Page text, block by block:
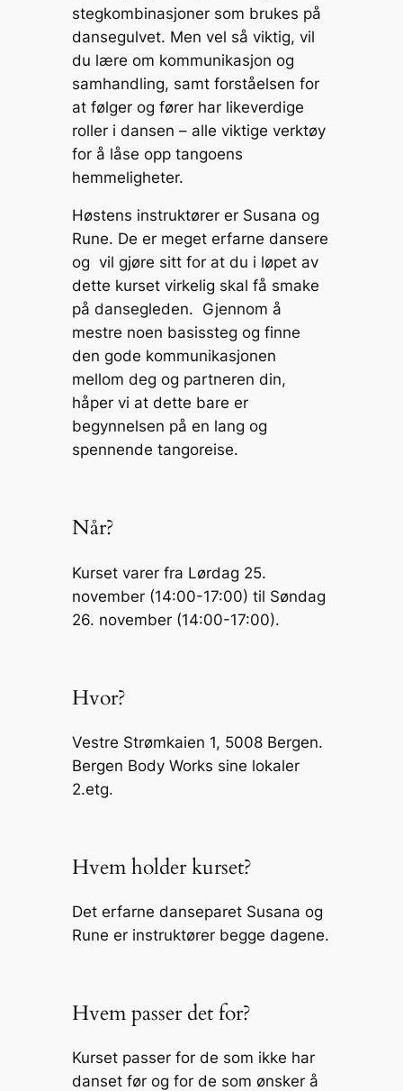
stegkombinasjoner som brukes på
dansegulvet. Men vel så viktig, vil
du lære om kommunikasjon og
samhandling, samt forståelsen for
at følger og fører har likeverdige
roller i dansen – alle viktige verktøy
for å låse opp tangoens
hemmeligheter.
Høstens instruktører er Susana og
Rune. De er meget erfarne dansere
og vil gjøre sitt for at du i løpet av
dette kurset virkelig skal få smake
på dansegleden. Gjennom å
mestre noen basissteg og finne
den gode kommunikasjonen
mellom deg og partneren din,
håper vi at dette bare er
begynnelsen på en lang og
spennende tangoreise.
Når?
Kurset varer fra Lørdag 25.
november (14:00-17:00) til Søndag
26. november (14:00-17:00).
Hvor?
Vestre Strømkaien 1, 5008 Bergen.
Bergen Body Works sine lokaler
2.etg.
Hvem holder kurset?
Det erfarne danseparet Susana og
Rune er instruktører begge dagene.
Hvem passer det for?
Kurset passer for de som ikke har
danset før og for de som ønsker å